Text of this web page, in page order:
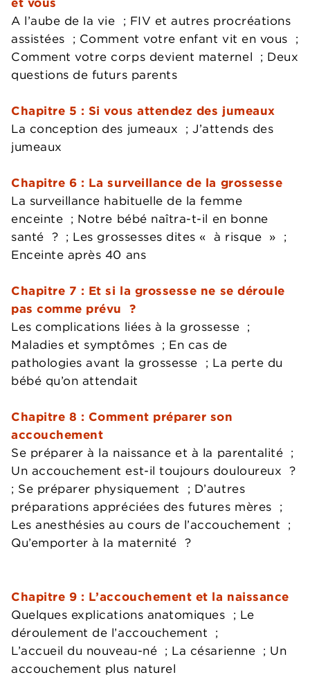
A l’aube de la vie ; FIV et autres procréations
assistées ; Comment votre enfant vit en vous ;
Comment votre corps devient maternel ; Deux
questions de futurs parents
Chapitre 5 : Si vous attendez des jumeaux
La conception des jumeaux ; J’attends des
jumeaux
Chapitre 6 : La surveillance de la grossesse
La surveillance habituelle de la femme
enceinte ; Notre bébé naîtra-t-il en bonne
santé ? ; Les grossesses dites « à risque » ;
Enceinte après 40 ans
Chapitre 7 : Et si la grossesse ne se déroule
pas comme prévu ?
Les complications liées à la grossesse ;
Maladies et symptômes ; En cas de
pathologies avant la grossesse ; La perte du
bébé qu’on attendait
Chapitre 8 : Comment préparer son
accouchement
Se préparer à la naissance et à la parentalité ;
Un accouchement est-il toujours douloureux ?
; Se préparer physiquement ; D’autres
préparations appréciées des futures mères ;
Les anesthésies au cours de l’accouchement ;
Qu’emporter à la maternité ?
Chapitre 9 : L’accouchement et la naissance
Quelques explications anatomiques ; Le
déroulement de l’accouchement ;
L’accueil du nouveau-né ; La césarienne ; Un
accouchement plus naturel